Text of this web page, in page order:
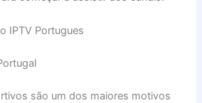
IPTV Portugues
são um dos maiores motivos